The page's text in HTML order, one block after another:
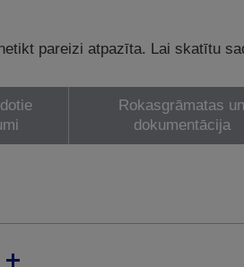
pareizi atpazīta. Lai skatītu
Rokasgrāmatas un
dokumentācija